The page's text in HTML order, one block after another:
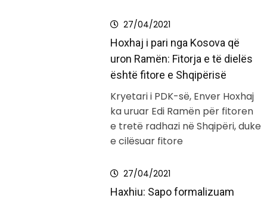
27/04/2021
Hoxhaj i pari nga Kosova që
uron Ramën: Fitorja e të dielës
është fitore e Shqipërisë
Kryetari i PDK-së, Enver Hoxhaj
ka uruar Edi Ramën për fitoren
e tretë radhazi në Shqipëri, duke
e cilësuar fitore
27/04/2021
Haxhiu: Sapo formalizuam